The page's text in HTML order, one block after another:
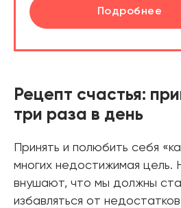
Подробнее
Рецепт счастья:
три раза в день
Принять и полюбить себя
многих недостижимая цель.
внушают, что мы должны
избавляться от